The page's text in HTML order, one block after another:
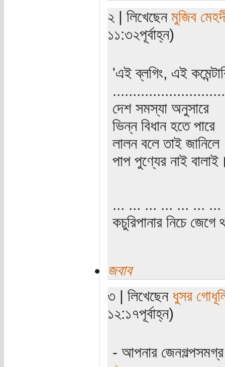
২ | লিখেছেন মুজিব
১১:৩২পূর্বাহ্ন)
'এই ব্লগিং, এই
দেশ সমস্যা অনুসারে
ভিন্ন বিধান হতে পারে
লালন বলে তাই জানিলে
পাপ পুণ্যের নাই
... ... ... ... ... ...
কচুরিপানার নিচে জেগে
জবাব
৩ | লিখেছেন ধুসর
১২:১৭পূর্বাহ্ন)
- আপনার